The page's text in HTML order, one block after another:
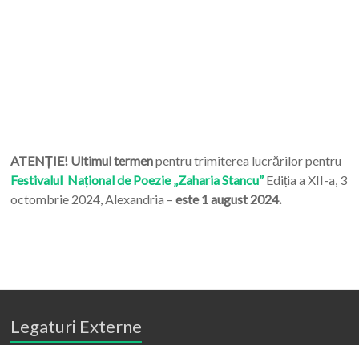
ATENȚIE! Ultimul termenpentru trimiterea lucrărilor pentru
Festivalul Național de Poezie „Zaharia Stancu”Ediția a XII-a, 3
octombrie 2024, Alexandria – este 1 august 2024.
Legaturi Externe